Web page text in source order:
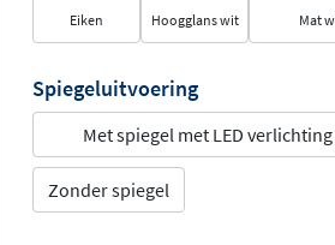
Eiken Hoogglans wit Mat
Spiegeluitvoering
Met spiegel met LED verlichting
Zonder spiegel